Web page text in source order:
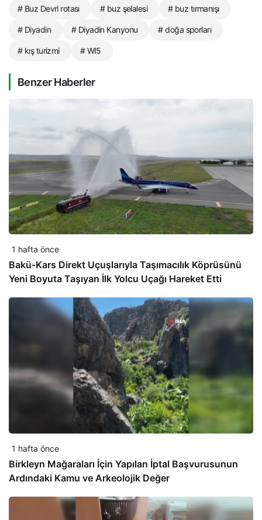
# Buz Devri rotası # buz şelalesi # buz tırmanışı
# Diyadin # Diyadin Kanyonu # doğa sporları
# kış turizmi # WI5
Benzer Haberler
1 hafta önce
Bakü-Kars Direkt Uçuşlarıyla Taşımacılık Köprüsünü
Yeni Boyuta Taşıyan İlk Yolcu Uçağı Hareket Etti
1 hafta önce
Birkleyn Mağaraları İçin Yapılan İptal Başvurusunun
Ardındaki Kamu ve Arkeolojik Değer